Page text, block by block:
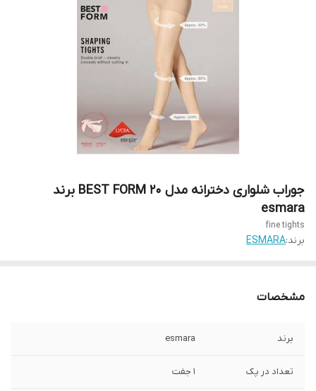
جوراب شلواری دخترانه مدل BEST FORM 20 برند
esmara
fine tights
برند:ESMARA
مشخصات
برند esmara
تعداد در پک 1 جفت